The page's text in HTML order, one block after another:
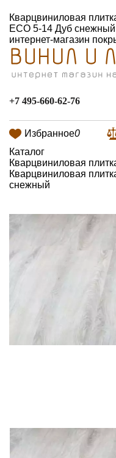
Кварцвиниловая
ECO 5-14 Дуб снежный
интернет-магазин
+7 495-660-62-76
Избранное0
Каталог
Кварцвиниловая
Кварцвиниловая
снежный